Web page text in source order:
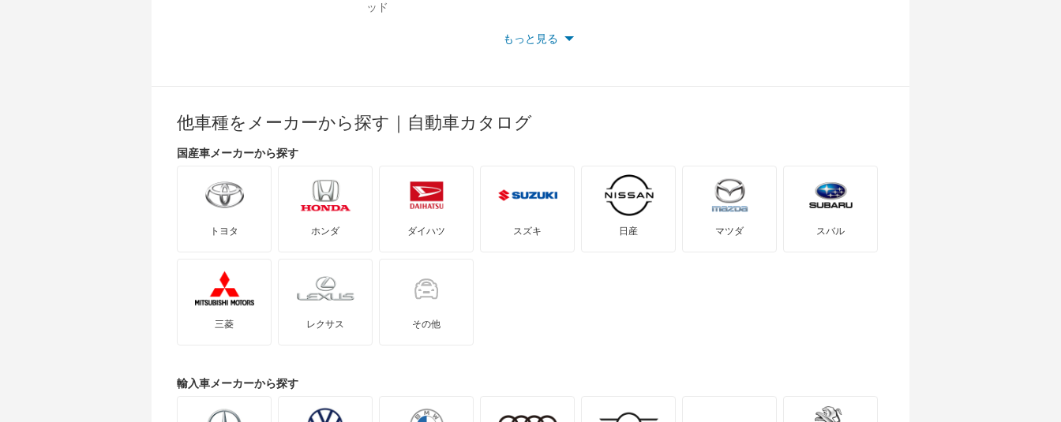
ッド
サンバーダンプ
ステラ カスタム スバルXV
ディアスワゴン
プレオ プレオ プラス プレオネスタ プレオバン
ルクラ レオーネ レガシィ
レックス レックスコンビ
もっと見る
他車種をメーカーから探す｜自動車カタログ
国産車メーカーから探す
トヨタ ホンダ ダイハツ スズキ 日産 マツダ スバル
三菱 レクサス その他
輸入車メーカーから探す